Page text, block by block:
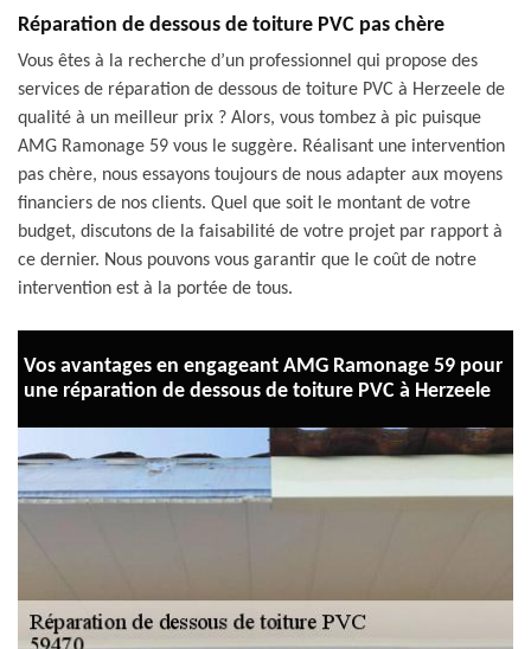
Réparation de dessous de toiture PVC pas chère
Vous êtes à la recherche d’un professionnel qui propose des
services de réparation de dessous de toiture PVC à Herzeele de
qualité à un meilleur prix ? Alors, vous tombez à pic puisque
AMG Ramonage 59 vous le suggère. Réalisant une intervention
pas chère, nous essayons toujours de nous adapter aux moyens
financiers de nos clients. Quel que soit le montant de votre
budget, discutons de la faisabilité de votre projet par rapport à
ce dernier. Nous pouvons vous garantir que le coût de notre
intervention est à la portée de tous.
Vos avantages en engageant AMG Ramonage 59 pour
une réparation de dessous de toiture PVC à Herzeele